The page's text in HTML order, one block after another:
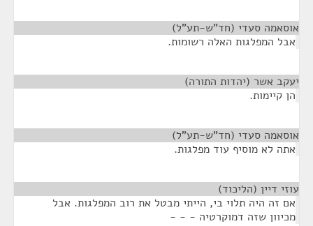
אוסאמה סעדי (חד"ש-תע"ל)
אבל המפלגות האלה רשומות.
יעקב אשר (יהדות התורה)
הן קיימות.
אוסאמה סעדי (חד"ש-תע"ל)
אתה לא מוסיף עוד מפלגות.
עוזי דיין (הליכוד)
אם זה היה תלוי בי, הייתי מבטל את רוב המפלגות. אבל
מכיוון שזה דמוקרטיה - - -